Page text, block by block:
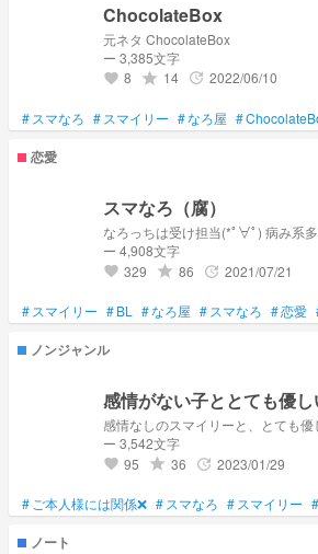
ChocolateBox
元ネタ ChocolateBox
ー 3,385文字
favorite 8 grade 14 update 2022/06/10
# スマなろ # スマイリー #なろ屋 #
恋愛
スマなろ（腐）
なろっちは受け担当(*ﾟ∀ﾟ) 病み系
ー 4,908文字
favorite 329 grade 86 update 2021/07/21
# スマイリー #BL #なろ屋 # スマなろ #恋愛
ノンジャンル
感情がない子ととても優
感情なしのスマイリーと、とても
ー 3,542文字
favorite 95 grade 36 update 2023/01/29
# ご本人様には関係❌ # スマなろ # スマイリー #
ノート